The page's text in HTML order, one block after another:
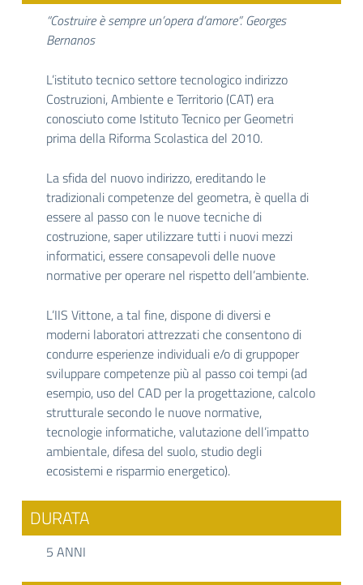
“Costruire è sempre un’opera d’amore”. Georges
Bernanos
L’istituto tecnico settore tecnologico indirizzo
Costruzioni, Ambiente e Territorio (CAT) era
conosciuto come Istituto Tecnico per Geometri
prima della Riforma Scolastica del 2010.
La sfida del nuovo indirizzo, ereditando le
tradizionali competenze del geometra, è quella di
essere al passo con le nuove tecniche di
costruzione, saper utilizzare tutti i nuovi mezzi
informatici, essere consapevoli delle nuove
normative per operare nel rispetto dell’ambiente.
L’IIS Vittone, a tal fine, dispone di diversi e
moderni laboratori attrezzati che consentono di
condurre esperienze individuali e/o di gruppoper
sviluppare competenze più al passo coi tempi (ad
esempio, uso del CAD per la progettazione, calcolo
strutturale secondo le nuove normative,
tecnologie informatiche, valutazione dell’impatto
ambientale, difesa del suolo, studio degli
ecosistemi e risparmio energetico).
DURATA
5 ANNI